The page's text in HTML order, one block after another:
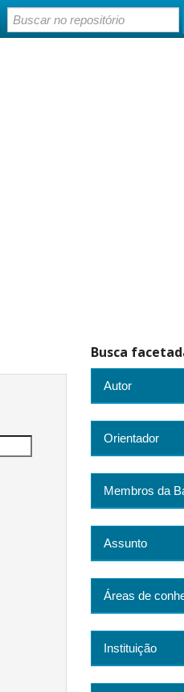
Busca
Autor
Orientador
Membros da
Assunto
Áreas de
Instituição